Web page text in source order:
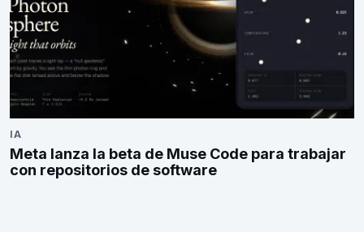
IA
Meta lanza la beta de Muse Code para trabajar
con repositorios de software